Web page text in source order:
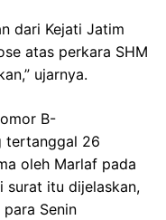
dari Kejati Jatim
atas perkara SHM
ujarnya.
B-
tertanggal 26
oleh Marlaf pada
surat itu dijelaskan,
Senin